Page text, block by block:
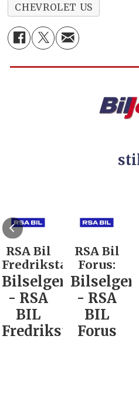
CHEVROLET US
RSA Bil
Fredrikstad:
Bilselger
- RSA
BIL
Fredrikstad
RSA Bil
Forus:
Bilselger
- RSA
BIL
Forus